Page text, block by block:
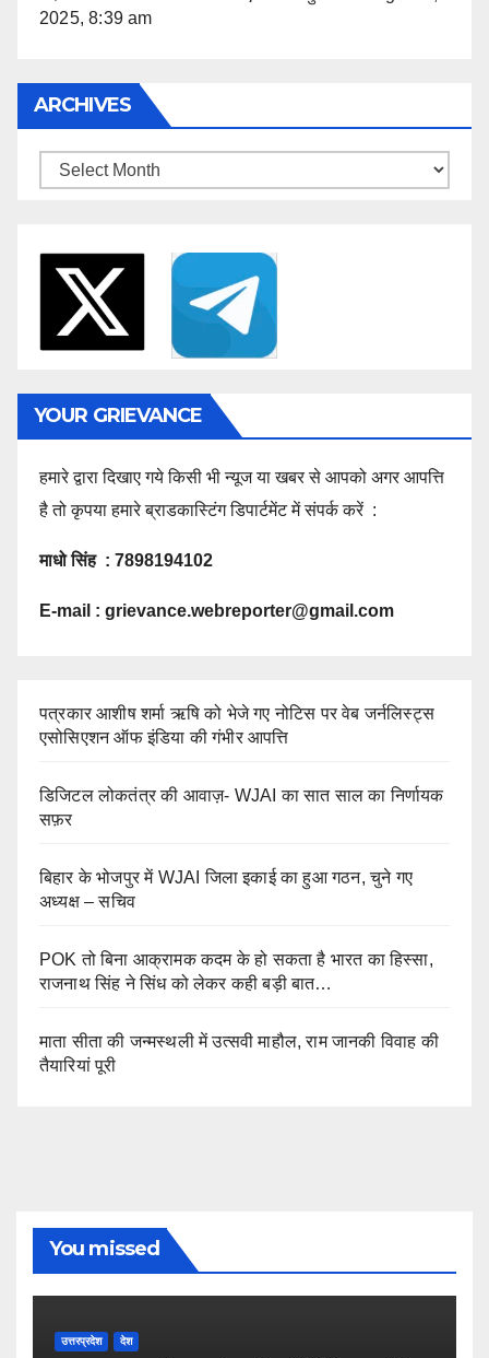
2025, 8:39 am
ARCHIVES
Archives
YOUR GRIEVANCE
हमारे द्वारा दिखाए गये किसी भी न्यूज या खबर से आपको अगर आपत्ति
है तो कृपया हमारे ब्राडकास्टिंग डिपार्टमेंट में संपर्क करें :
माधो सिंह : 7898194102
E-mail : grievance.webreporter@gmail.com
पत्रकार आशीष शर्मा ऋषि को भेजे गए नोटिस पर वेब जर्नलिस्ट्स
एसोसिएशन ऑफ इंडिया की गंभीर आपत्ति
डिजिटल लोकतंत्र की आवाज़- WJAI का सात साल का निर्णायक
सफ़र
बिहार के भोजपुर में WJAI जिला इकाई का हुआ गठन, चुने गए
अध्यक्ष – सचिव
POK तो बिना आक्रामक कदम के हो सकता है भारत का हिस्सा,
राजनाथ सिंह ने सिंध को लेकर कही बड़ी बात…
माता सीता की जन्मस्थली में उत्सवी माहौल, राम जानकी विवाह की
तैयारियां पूरी
You missed
उत्तरप्रदेश देश